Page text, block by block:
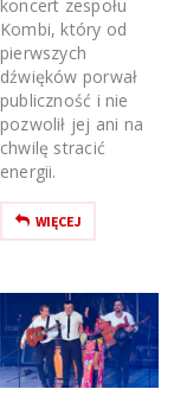
koncert zespołu
Kombi, który od
pierwszych
dźwięków porwał
publiczność i nie
pozwolił jej ani na
chwilę stracić
energii.
WIĘCEJ